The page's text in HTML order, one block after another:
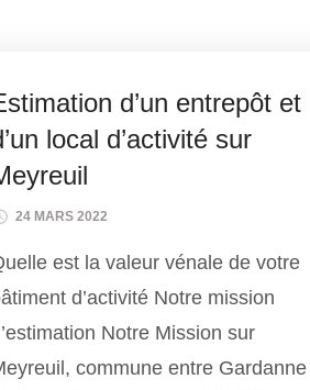
d’un entrepôt et
local d’activité sur
24 MARS 2022
est la valeur vénale de votre
d’activité Notre mission
Notre Mission sur
commune entre Gardanne